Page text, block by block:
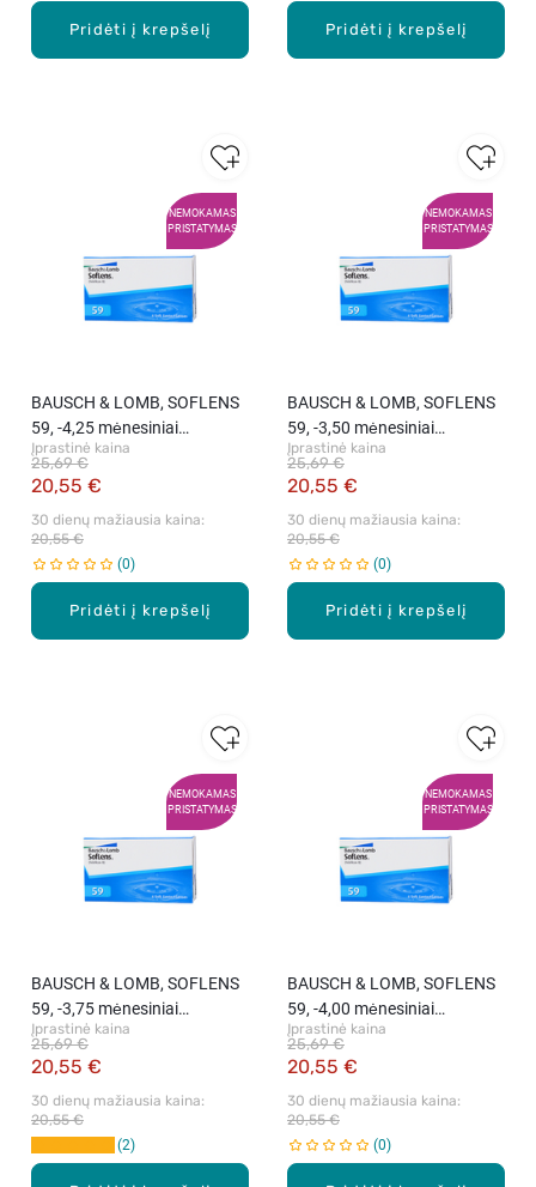
Pridėti į krepšelį Pridėti į krepšelį
NEMOKAMAS
PRISTATYMAS
Pridėti į krepšelį
BAUSCH & LOMB, SOFLENS
59, -4,25 mėnesiniai
kontaktiniai lęšiai, 6 vnt.
Įprastinė kaina
20,55 €
25,69 €
30 dienų mažiausia kaina:
20,55 €
0
NEMOKAMAS
PRISTATYMAS
Pridėti į krepšelį
BAUSCH & LOMB, SOFLENS
59, -3,50 mėnesiniai
kontaktiniai lęšiai, 6 vnt.
Įprastinė kaina
20,55 €
25,69 €
30 dienų mažiausia kaina:
20,55 €
0
NEMOKAMAS
PRISTATYMAS
BAUSCH & LOMB, SOFLENS
59, -3,75 mėnesiniai
kontaktiniai lęšiai, 6 vnt.
Įprastinė kaina
20,55 €
25,69 €
30 dienų mažiausia kaina:
20,55 €
2
NEMOKAMAS
PRISTATYMAS
BAUSCH & LOMB, SOFLENS
59, -4,00 mėnesiniai
kontaktiniai lęšiai, 6 vnt.
Įprastinė kaina
20,55 €
25,69 €
30 dienų mažiausia kaina:
20,55 €
0